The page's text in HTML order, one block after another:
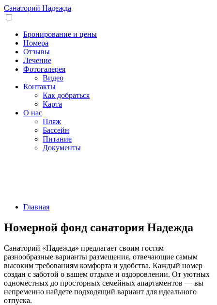
Санаторий Надежда
Бронирование и цены
Номера
Отзывы
Лечение
Фотогалерея
Видео
Контакты
Как добраться
Карта
О нас
Пляж
Бассейн
Питание
Документы
Главная
Номерной фонд санатория Надежда
Санаторий «Надежда» предлагает своим гостям
разнообразные варианты размещения, отвечающие самым
высоким требованиям комфорта и удобства. Каждый номер
создан с заботой о вашем отдыхе и оздоровлении. От уютных
одноместных до просторных семейных апартаментов — вы
непременно найдете подходящий вариант для идеального
отпуска.